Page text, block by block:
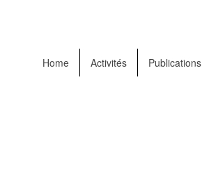
Home Activités Publications